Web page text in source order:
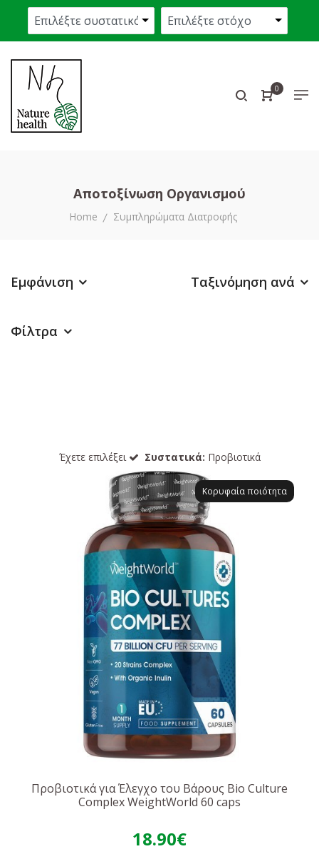
0
Αποτοξίνωση Οργανισμού
Home Συμπληρώματα Διατροφής
Εμφάνιση Ταξινόμηση ανά
Φίλτρα
Έχετε επιλέξει Συστατικά: Προβιοτικά
Κορυφαία ποιότητα
Προβιοτικά για Έλεγχο του Βάρους Bio Culture
Complex WeightWorld 60 caps
18.90€